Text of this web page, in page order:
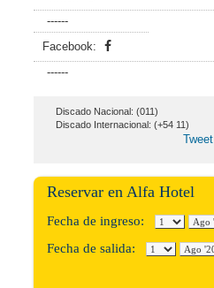
------
Facebook:
------
Discado Nacional: (011)
Discado Internacional: (+54 11)
Tweet
Reservar en Alfa Hotel
Fecha de ingreso:
Fecha de salida: